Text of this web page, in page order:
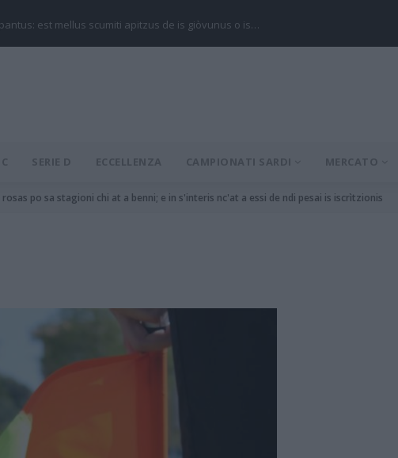
est mellus scumiti apitzus de is giòvunus o is… Serie
SERIE D ECCELLENZA CAMPIONATI SARDI MERCATO
po sa stagioni chi at a benni; e in s'interis nc'at a essi de ndi pesai is iscrìtzionis